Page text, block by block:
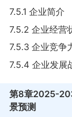
7.5.1 企业简介
7.5.2 企业经营
7.5.3 企业竞争
7.5.4 企业发展
第8章2025-
景预测